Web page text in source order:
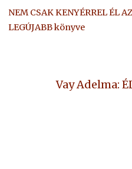
NEM CSAK KENYÉRREL ÉL
LEGÚJABB könyve
Vay Adelma: